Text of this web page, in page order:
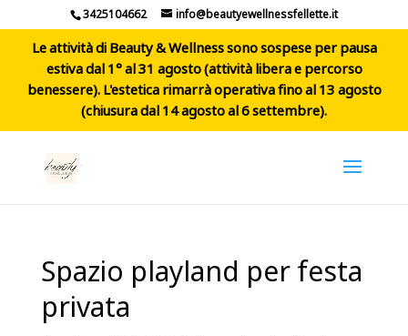
3425104662 info@beautyewellnessfellette.it
Le attività di Beauty & Wellness sono sospese per pausa
estiva dal 1° al 31 agosto (attività libera e percorso
benessere). L'estetica rimarrà operativa fino al 13 agosto
(chiusura dal 14 agosto al 6 settembre).
Spazio playland per festa
privata